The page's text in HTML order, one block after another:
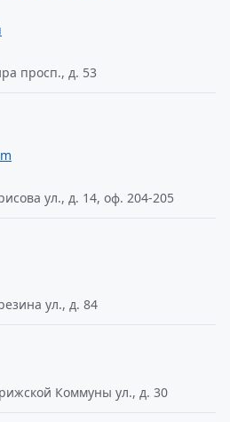
просп., д. 53
ул., д. 14, оф. 204-205
ул., д. 84
Коммуны ул., д. 30